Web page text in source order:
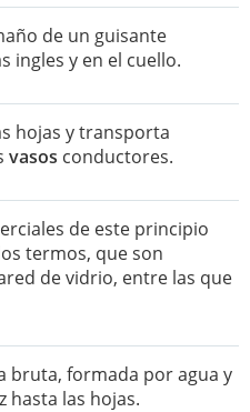
de un guisante
ingles y en el cuello.
hojas y transporta
vasos conductores.
de este principio
termos, que son
de vidrio, entre las que
bruta, formada por agua y
hasta las hojas.